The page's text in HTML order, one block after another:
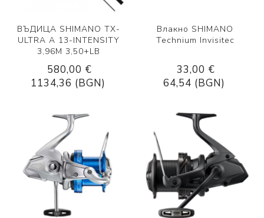
ВЪДИЦА SHIMANO TX-
ULTRA A 13-INTENSITY
3,96M 3,50+LB
580,00 €
1134,36 (BGN)
Влакно SHIMANO
Technium Invisitec
33,00 €
64,54 (BGN)